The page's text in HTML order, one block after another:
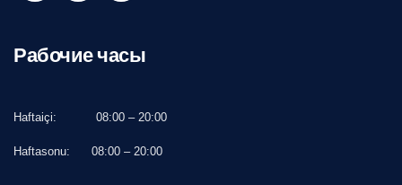
Рабочие часы
Haftaiçi: 08:00 – 20:00
Haftasonu: 08:00 – 20:00